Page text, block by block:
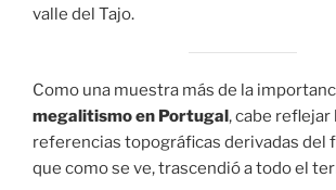
valle del Tajo.
Como una muestra más de la
megalitismo en Portugal, cabe
referencias topográficas derivadas del
que como se ve, trascendió a todo el